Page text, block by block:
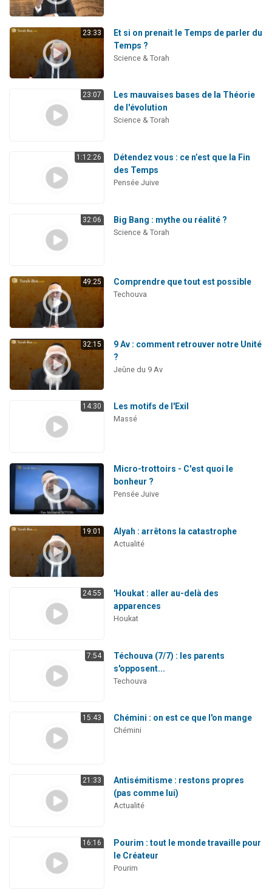
23:33
Et si on prenait le Temps de parler du
Temps ?
Science & Torah
23:07
Les mauvaises bases de la Théorie
de l'évolution
Science & Torah
1:12:26
Détendez vous : ce n’est que la Fin
des Temps
Pensée Juive
32:06 Big Bang : mythe ou réalité ?
Science & Torah
49:25 Comprendre que tout est possible
Techouva
32:15
9 Av : comment retrouver notre Unité
?
Jeûne du 9 Av
14:30 Les motifs de l'Exil
Massé
Micro-trottoirs - C'est quoi le
bonheur ?
Pensée Juive
19:01 Alyah : arrêtons la catastrophe
Actualité
24:55
'Houkat : aller au-delà des
apparences
Houkat
7:54
Téchouva (7/7) : les parents
s'opposent...
Techouva
15:43 Chémini : on est ce que l'on mange
Chémini
21:33
Antisémitisme : restons propres
(pas comme lui)
Actualité
16:16
Pourim : tout le monde travaille pour
le Créateur
Pourim